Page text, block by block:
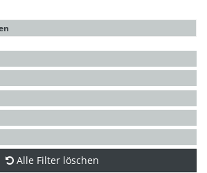
Alle Filter löschen